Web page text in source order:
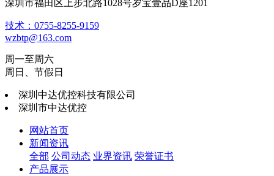
深圳市福田区上步北路1028号岁宝壹品D座1201
技术：0755-8255-9159
wzbtp@163.com
周一至周六
周日、节假日
深圳中达优控科技有限公司
深圳市中达优控
网站首页
新闻资讯
全部 公司动态 业界资讯 荣誉证书
产品展示